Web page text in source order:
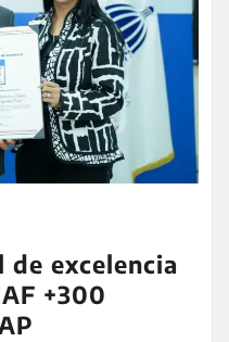
de excelencia
+300